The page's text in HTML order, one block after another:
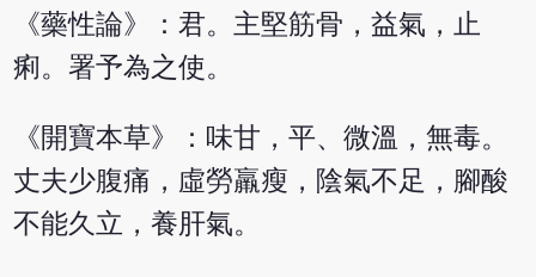
《藥性論》：君。主堅筋骨，益氣，止
痢。署予為之使。
《開寶本草》：味甘，平、微溫，無毒。
丈夫少腹痛，虛勞羸瘦，陰氣不足，腳酸
不能久立，養肝氣。